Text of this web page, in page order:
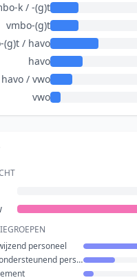
k / -(g)t
vmbo-(g)t
(g)t / havo
havo
havo / vwo
vwo
personeel
Direct ondersteunend personeel